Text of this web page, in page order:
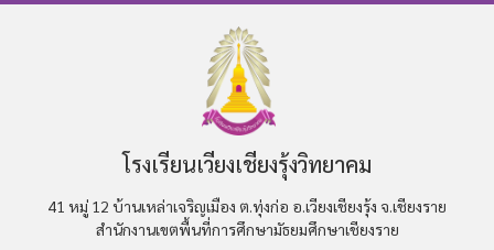
โรงเรียนเวียงเชียงรุ้งวิทยาคม
41 หมู่ 12 บ้านเหล่าเจริญเมือง ต.ทุ่งก่อ อ.เวียงเชียงรุ้ง จ.เชียงราย
สำนักงานเขตพื้นที่การศึกษามัธยมศึกษาเชียงราย